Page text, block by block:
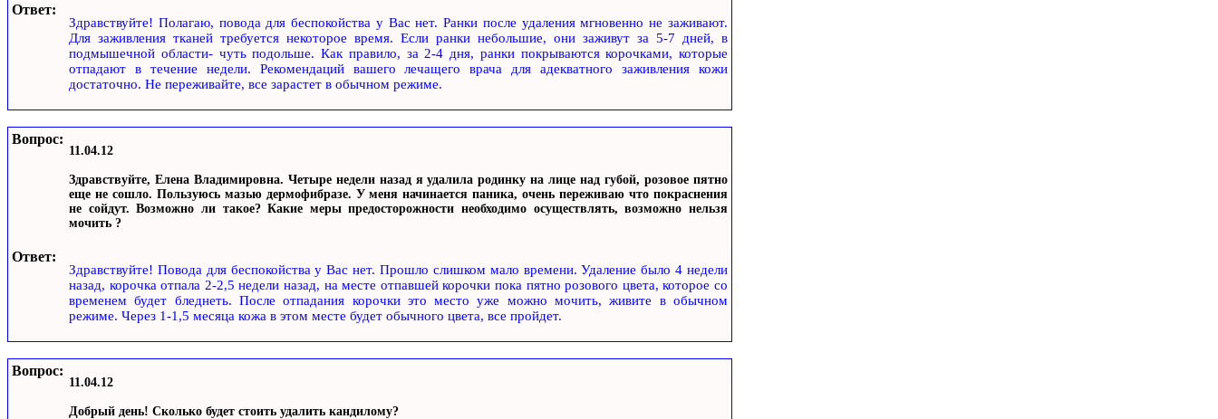
Ответ:
Здравствуйте! Полагаю, повода для беспокойства у Вас нет. Ранки после удаления мгновенно не заживают.
Для заживления тканей требуется некоторое время. Если ранки небольшие, они заживут за 5-7 дней, в
подмышечной области- чуть подольше. Как правило, за 2-4 дня, ранки покрываются корочками, которые
отпадают в течение недели. Рекомендаций вашего лечащего врача для адекватного заживления кожи
достаточно. Не переживайте, все зарастет в обычном режиме.
Вопрос:
11.04.12
Здравствуйте, Елена Владимировна. Четыре недели назад я удалила родинку на лице над губой, розовое пятно
еще не сошло. Пользуюсь мазью дермофибразе. У меня начинается паника, очень переживаю что покраснения
не сойдут. Возможно ли такое? Какие меры предосторожности необходимо осуществлять, возможно нельзя
мочить ?
Ответ:
Здравствуйте! Повода для беспокойства у Вас нет. Прошло слишком мало времени. Удаление было 4 недели
назад, корочка отпала 2-2,5 недели назад, на месте отпавшей корочки пока пятно розового цвета, которое со
временем будет бледнеть. После отпадания корочки это место уже можно мочить, живите в обычном
режиме. Через 1-1,5 месяца кожа в этом месте будет обычного цвета, все пройдет.
Вопрос:
11.04.12
Добрый день! Сколько будет стоить удалить кандилому?